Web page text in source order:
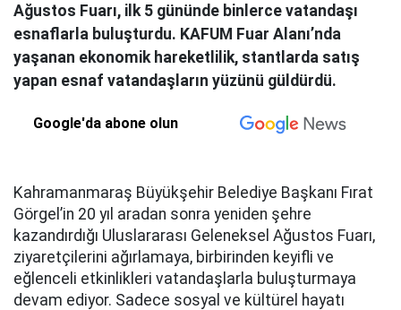
Ağustos Fuarı, ilk 5 gününde binlerce vatandaşı
esnaflarla buluşturdu. KAFUM Fuar Alanı’nda
yaşanan ekonomik hareketlilik, stantlarda satış
yapan esnaf vatandaşların yüzünü güldürdü.
Google'da abone olun
Kahramanmaraş Büyükşehir Belediye Başkanı Fırat
Görgel’in 20 yıl aradan sonra yeniden şehre
kazandırdığı Uluslararası Geleneksel Ağustos Fuarı,
ziyaretçilerini ağırlamaya, birbirinden keyifli ve
eğlenceli etkinlikleri vatandaşlarla buluşturmaya
devam ediyor. Sadece sosyal ve kültürel hayatı